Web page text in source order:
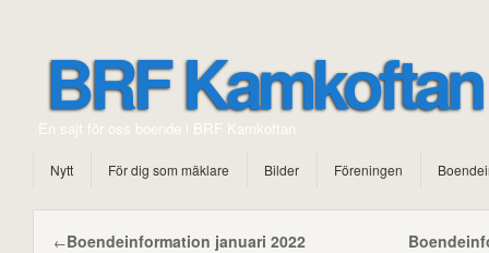
BRF Kamkoftan
En sajt för oss boende i BRF Kamkoftan
Nytt För dig som mäklare Bilder Föreningen
←Boendeinformation januari 2022